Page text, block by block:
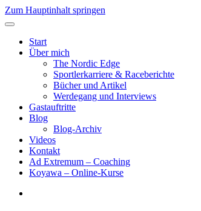
Zum Hauptinhalt springen
Start
Über mich
The Nordic Edge
Sportlerkarriere & Raceberichte
Bücher und Artikel
Werdegang und Interviews
Gastauftritte
Blog
Blog-Archiv
Videos
Kontakt
Ad Extremum – Coaching
Koyawa – Online-Kurse